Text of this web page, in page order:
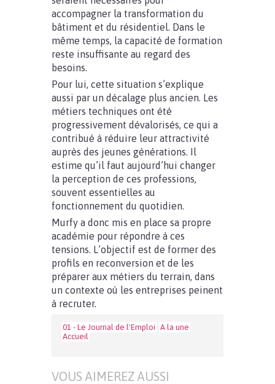
accompagner la transformation du
bâtiment et du résidentiel. Dans le
même temps, la capacité de formation
reste insuffisante au regard des
besoins.
Pour lui, cette situation s’explique
aussi par un décalage plus ancien. Les
métiers techniques ont été
progressivement dévalorisés, ce qui a
contribué à réduire leur attractivité
auprès des jeunes générations. Il
estime qu’il faut aujourd’hui changer
la perception de ces professions,
souvent essentielles au
fonctionnement du quotidien.
Murfy a donc mis en place sa propre
académie pour répondre à ces
tensions. L’objectif est de former des
profils en reconversion et de les
préparer aux métiers du terrain, dans
un contexte où les entreprises peinent
à recruter.
01 - Le Journal de l'Emploi A la une
Accueil
VOUS AIMEREZ AUSSI